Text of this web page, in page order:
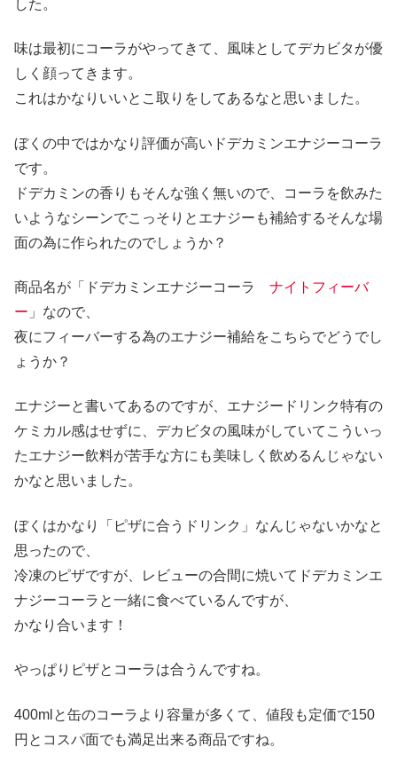
した。
味は最初にコーラがやってきて、風味としてデカビタが優
しく顔ってきます。
これはかなりいいとこ取りをしてあるなと思いました。
ぼくの中ではかなり評価が高いドデカミンエナジーコーラ
です。
ドデカミンの香りもそんな強く無いので、コーラを飲みた
いようなシーンでこっそりとエナジーも補給するそんな場
面の為に作られたのでしょうか？
商品名が「ドデカミンエナジーコーラ ナイトフィーバ
ー 」なので、
夜にフィーバーする為のエナジー補給をこちらでどうでし
ょうか？
エナジーと書いてあるのですが、エナジードリンク特有の
ケミカル感はせずに、デカビタの風味がしていてこういっ
たエナジー飲料が苦手な方にも美味しく飲めるんじゃない
かなと思いました。
ぼくはかなり「ピザに合うドリンク」なんじゃないかなと
思ったので、
冷凍のピザですが、レビューの合間に焼いてドデカミンエ
ナジーコーラと一緒に食べているんですが、
かなり合います！
やっぱりピザとコーラは合うんですね。
400mlと缶のコーラより容量が多くて、値段も定価で150
円とコスパ面でも満足出来る商品ですね。